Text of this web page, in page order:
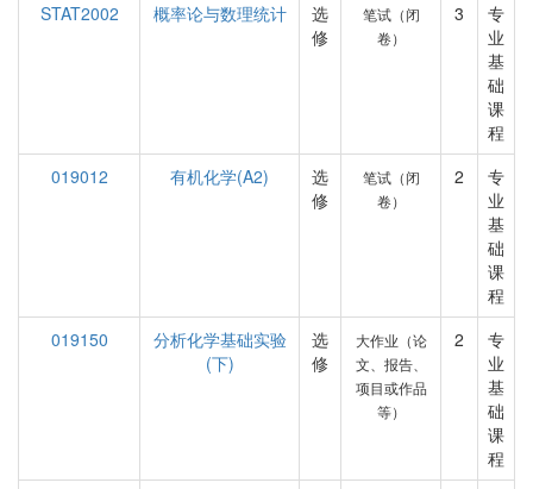
STAT2002
概率论与数理统计
选
修
笔试（闭
卷）
3
专
业
基
础
课
程
019012
有机化学(A2)
选
修
笔试（闭
卷）
2
专
业
基
础
课
程
019150
分析化学基础实验
(下)
选
修
大作业（论
文、报告、
项目或作品
等）
2
专
业
基
础
课
程